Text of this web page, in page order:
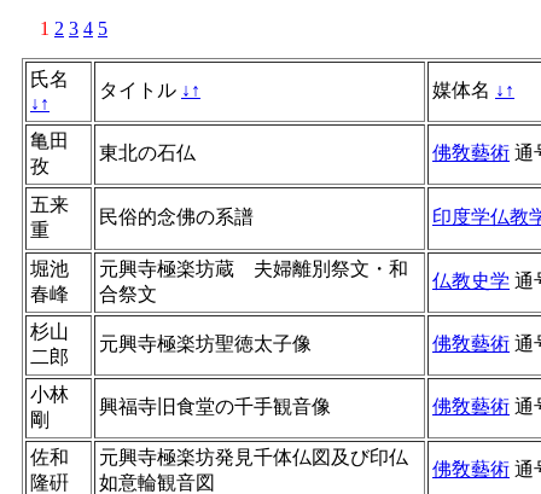
1 2 3 4 5
氏名
↓ ↑
タイトル ↓ ↑ 媒体名 ↓ ↑
亀田
孜
東北の石仏 佛敎藝術 通
五来
重
民俗的念佛の系譜 印度学仏教
堀池
春峰
元興寺極楽坊蔵 夫婦離別祭文・和
合祭文
仏教史学 通
杉山
二郎
元興寺極楽坊聖徳太子像 佛敎藝術 通
小林
剛
興福寺旧食堂の千手観音像 佛敎藝術 通
佐和
隆硏
元興寺極楽坊発見千体仏図及び印仏
如意輪観音図
佛敎藝術 通